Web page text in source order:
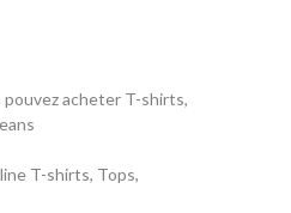
pouvez acheter T-shirts,
T-shirts, Tops,